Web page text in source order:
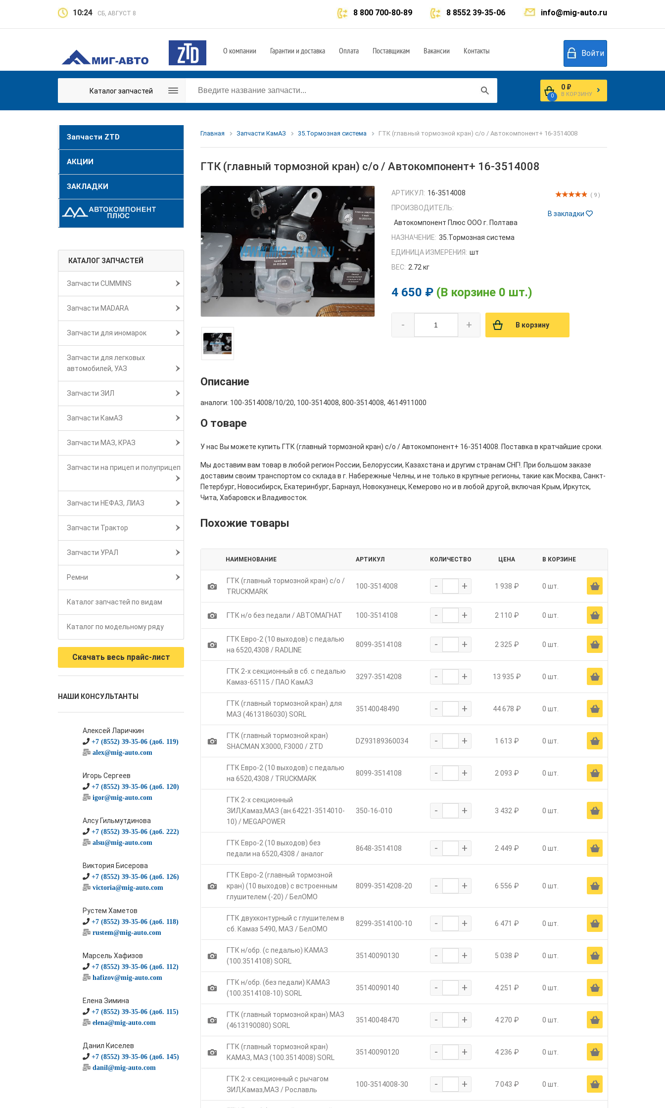
10:24 СБ, АВГУСТ 8 info@mig-auto.ru
8 8552 39-35-06
8 800 700-80-89
О компании Гарантии и доставка Оплата Поставщикам Вакансии Контакты Войти
Каталог запчастей
0
0 ₽
В КОРЗИНУ
Запчасти ZTD
АКЦИИ
ЗАКЛАДКИ
КАТАЛОГ ЗАПЧАСТЕЙ
Запчасти CUMMINS
Запчасти MADARA
Запчасти для иномарок
Запчасти для легковых
автомобилей, УАЗ
Запчасти ЗИЛ
Запчасти КамАЗ
Запчасти МАЗ, КРАЗ
Запчасти на прицеп и полуприцеп
Запчасти НЕФАЗ, ЛИАЗ
Запчасти Трактор
Запчасти УРАЛ
Ремни
Каталог запчастей по видам
Каталог по модельному ряду
Скачать весь прайс-лист
НАШИ КОНСУЛЬТАНТЫ
Алексей Ларичкин
+7 (8552) 39-35-06 (доб. 119)
alex@mig-auto.com
Игорь Сергеев
+7 (8552) 39-35-06 (доб. 120)
igor@mig-auto.com
Алсу Гильмутдинова
+7 (8552) 39-35-06 (доб. 222)
alsu@mig-auto.com
Виктория Бисерова
+7 (8552) 39-35-06 (доб. 126)
victoria@mig-auto.com
Рустем Хаметов
+7 (8552) 39-35-06 (доб. 118)
rustem@mig-auto.com
Марсель Хафизов
+7 (8552) 39-35-06 (доб. 112)
hafizov@mig-auto.com
Елена Зимина
+7 (8552) 39-35-06 (доб. 115)
elena@mig-auto.com
Данил Киселев
+7 (8552) 39-35-06 (доб. 145)
danil@mig-auto.com
Главная Запчасти КамАЗ 35.Тормозная система ГТК (главный тормозной кран) с/о / Автокомпонент+ 16-3514008
ГТК (главный тормозной кран) с/о / Автокомпонент+ 16-3514008
( 9 )
В закладки
АРТИКУЛ: 16-3514008
ПРОИЗВОДИТЕЛЬ:
Автокомпонент Плюс ООО г. Полтава
НАЗНАЧЕНИЕ: 35.Тормозная система
ЕДИНИЦА ИЗМЕРЕНИЯ: шт
ВЕС: 2.72 кг
4 650 ₽ (В корзине 0 шт.)
- + В корзину
Описание
аналоги: 100-3514008/10/20, 100-3514008, 800-3514008, 4614911000
О товаре
У нас Вы можете купить ГТК (главный тормозной кран) с/о / Автокомпонент+ 16-3514008. Поставка в кратчайшие сроки.
Мы доставим вам товар в любой регион России, Белоруссии, Казахстана и другим странам СНГ!. При большом заказе
доставим своим транспортом со склада в г. Набережные Челны, и не только в крупные регионы, такие как Москва, Санкт-
Петербург, Новосибирск, Екатеринбург, Барнаул, Новокузнецк, Кемерово но и в любой другой, включая Крым, Иркутск,
Чита, Хабаровск и Владивосток.
Похожие товары
НАИМЕНОВАНИЕ АРТИКУЛ КОЛИЧЕСТВО ЦЕНА В КОРЗИНЕ
1
ГТК (главный тормозной кран) с/о /
TRUCKMARK
100-3514008 - + 1 938 ₽ 0 шт. Ä
1 ГТК н/о без педали / АВТОМАГНАТ 100-3514108 - + 2 110 ₽ 0 шт. Ä
1
ГТК Евро-2 (10 выходов) с педалью
на 6520,4308 / RADLINE
8099-3514108 - + 2 325 ₽ 0 шт. Ä
ГТК 2-х секционный в сб. с педалью
Камаз-65115 / ПАО КамАЗ
3297-3514208 - + 13 935 ₽ 0 шт. Ä
ГТК (главный тормозной кран) для
МАЗ (4613186030) SORL
35140048490 - + 44 678 ₽ 0 шт. Ä
1
ГТК (главный тормозной кран)
SHACMAN X3000, F3000 / ZTD
DZ93189360034 - + 1 613 ₽ 0 шт. Ä
ГТК Евро-2 (10 выходов) с педалью
на 6520,4308 / TRUCKMARK
8099-3514108 - + 2 093 ₽ 0 шт. Ä
ГТК 2-х секционный
ЗИЛ,Камаз,МАЗ (ан.64221-3514010-
10) / MEGAPOWER
350-16-010 - + 3 432 ₽ 0 шт. Ä
ГТК Евро-2 (10 выходов) без
педали на 6520,4308 / аналог
8648-3514108 - + 2 449 ₽ 0 шт. Ä
1
ГТК Евро-2 (главный тормозной
кран) (10 выходов) с встроенным
глушителем (-20) / БелОМО
8099-3514208-20 - + 6 556 ₽ 0 шт. Ä
ГТК двухконтурный с глушителем в
сб. Камаз 5490, МАЗ / БелОМО
8299-3514100-10 - + 6 471 ₽ 0 шт. Ä
1
ГТК н/обр. (с педалью) КАМАЗ
(100.3514108) SORL
35140090130 - + 5 038 ₽ 0 шт. Ä
1
ГТК н/обр. (без педали) КАМАЗ
(100.3514108-10) SORL
35140090140 - + 4 251 ₽ 0 шт. Ä
1
ГТК (главный тормозной кран) МАЗ
(4613190080) SORL
35140048470 - + 4 270 ₽ 0 шт. Ä
1
ГТК (главный тормозной кран)
КАМАЗ, МАЗ (100.3514008) SORL
35140090120 - + 4 236 ₽ 0 шт. Ä
ГТК 2-х секционный с рычагом
ЗИЛ,Камаз,МАЗ / Рославль
100-3514008-30 - + 7 043 ₽ 0 шт. Ä